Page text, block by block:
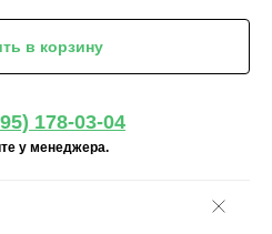
в корзину
178-03-04
у менеджера.